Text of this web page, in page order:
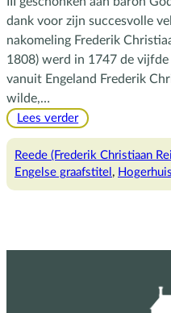
dank voor zijn succesvolle
nakomeling Frederik
1808) werd in 1747 de
vanuit Engeland Frederik
wilde,…
Lees verder:
vijfde
graaf
zijn
Reede (Frederik Christiaan
Engelse graafstitel , Hogerhuis